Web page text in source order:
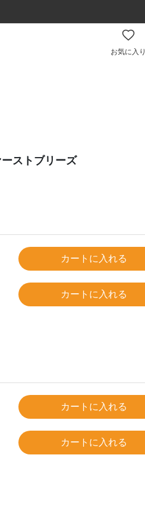
お気に入り
ストブリーズ
カートに入れる
カートに入れる
カートに入れる
カートに入れる